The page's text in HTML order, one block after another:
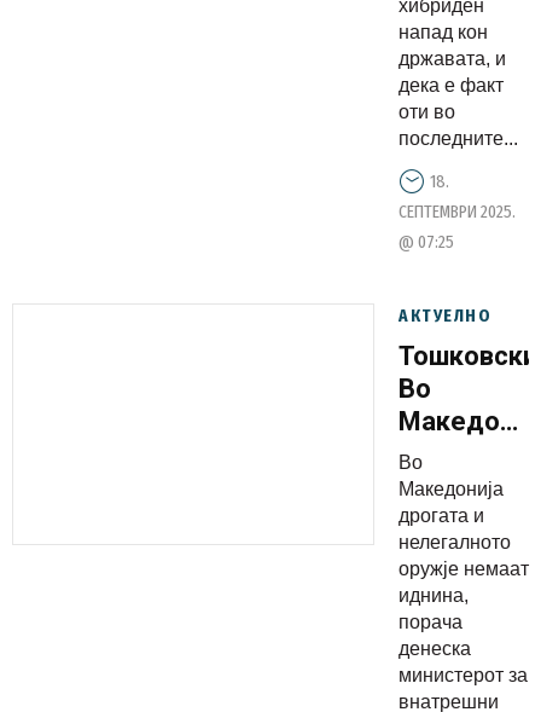
работи
Тошковски
хибриден
напад кон
државата, и
дека е факт
оти во
последните...
18.
СЕПТЕМВРИ 2025.
@ 07:25
АКТУЕЛНО
Во
дрогата и
оружје
немаат
иднина
Во
Македонија
дрогата и
нелегалното
оружје немаат
иднина,
порача
денеска
министерот за
внатрешни